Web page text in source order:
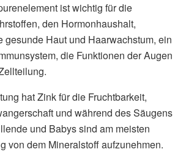
ist wichtig für die
den Hormonhaushalt,
gesunde Haut und Haarwachstum, ein
die Funktionen der Augen
hat Zink für die Fruchtbarkeit,
und während des Säugens
und Babys sind am meisten
von dem Mineralstoff aufzunehmen.